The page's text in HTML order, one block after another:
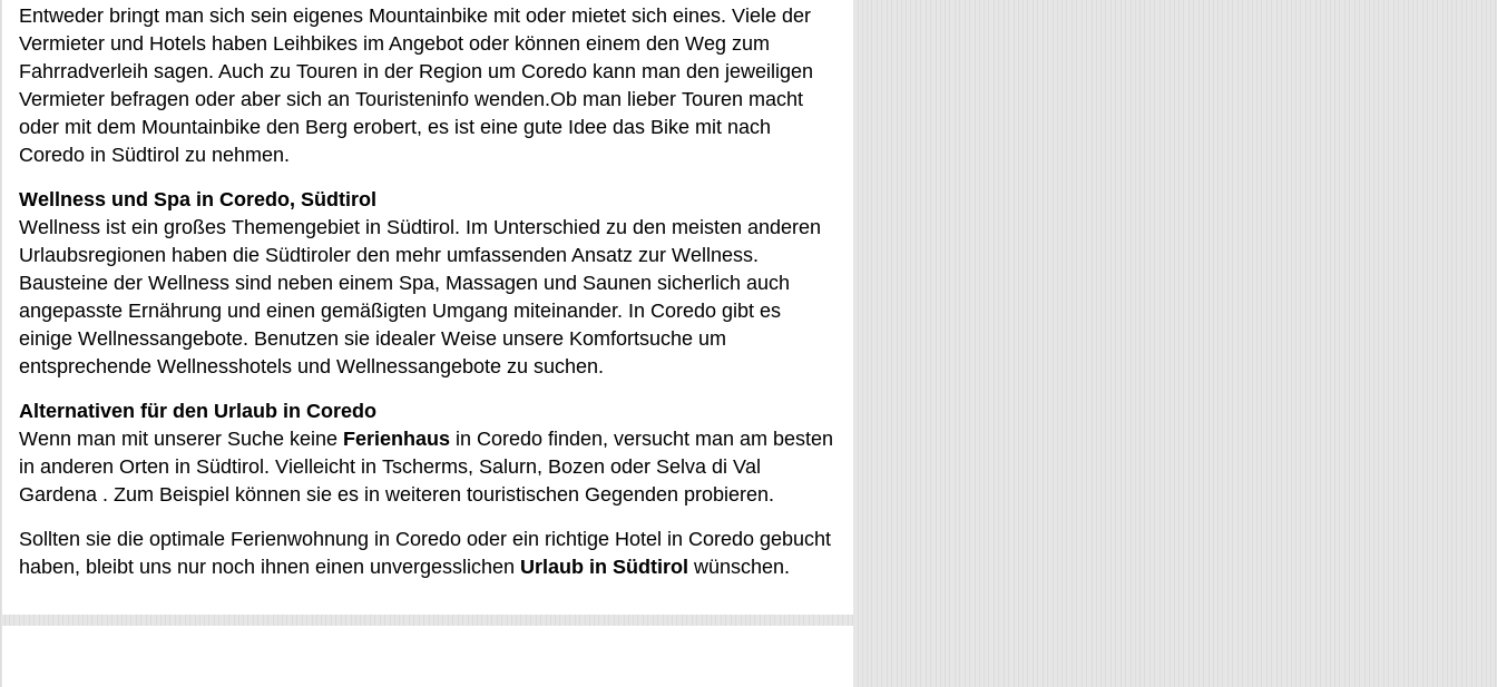
Entweder bringt man sich sein eigenes Mountainbike mit oder mietet sich eines. Viele der
Vermieter und Hotels haben Leihbikes im Angebot oder können einem den Weg zum
Fahrradverleih sagen. Auch zu Touren in der Region um Coredo kann man den jeweiligen
Vermieter befragen oder aber sich an Touristeninfo wenden.Ob man lieber Touren macht
oder mit dem Mountainbike den Berg erobert, es ist eine gute Idee das Bike mit nach
Coredo in Südtirol zu nehmen.
Wellness und Spa in Coredo, Südtirol
Wellness ist ein großes Themengebiet in Südtirol. Im Unterschied zu den meisten anderen
Urlaubsregionen haben die Südtiroler den mehr umfassenden Ansatz zur Wellness.
Bausteine der Wellness sind neben einem Spa, Massagen und Saunen sicherlich auch
angepasste Ernährung und einen gemäßigten Umgang miteinander. In Coredo gibt es
einige Wellnessangebote. Benutzen sie idealer Weise unsere Komfortsuche um
entsprechende Wellnesshotels und Wellnessangebote zu suchen.
Alternativen für den Urlaub in Coredo
Wenn man mit unserer Suche keine Ferienhaus in Coredo finden, versucht man am besten
in anderen Orten in Südtirol. Vielleicht in Tscherms, Salurn, Bozen oder Selva di Val
Gardena . Zum Beispiel können sie es in weiteren touristischen Gegenden probieren.
Sollten sie die optimale Ferienwohnung in Coredo oder ein richtige Hotel in Coredo gebucht
haben, bleibt uns nur noch ihnen einen unvergesslichen Urlaub in Südtirol wünschen.